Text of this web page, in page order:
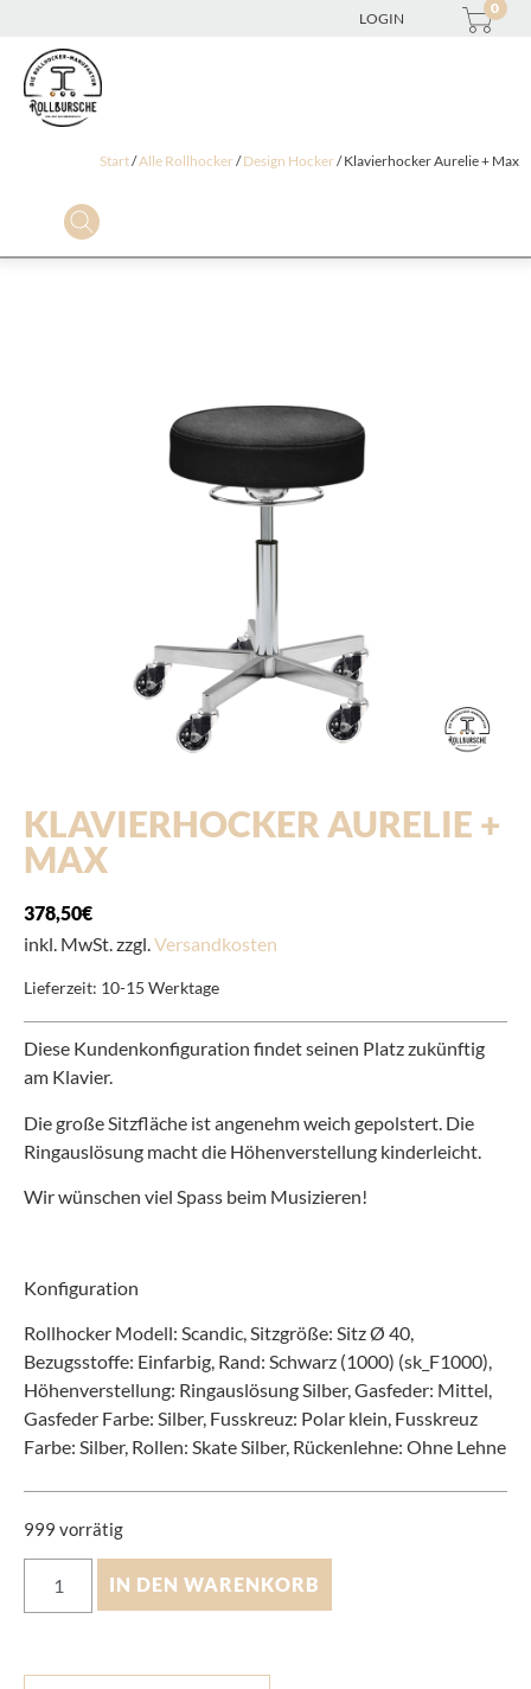
LOGIN
0
Start/Alle Rollhocker/Design Hocker/ Klavierhocker Aurelie + Max
KLAVIERHOCKER AURELIE +
MAX
378,50€
inkl. MwSt. zzgl.Versandkosten
Lieferzeit: 10-15 Werktage
Diese Kundenkonfiguration findet seinen Platz zukünftig
am Klavier.
Die große Sitzfläche ist angenehm weich gepolstert. Die
Ringauslösung macht die Höhenverstellung kinderleicht.
Wir wünschen viel Spass beim Musizieren!
Konfiguration
Rollhocker Modell: Scandic, Sitzgröße: Sitz Ø 40,
Bezugsstoffe: Einfarbig, Rand: Schwarz (1000) (sk_F1000),
Höhenverstellung: Ringauslösung Silber, Gasfeder: Mittel,
Gasfeder Farbe: Silber, Fusskreuz: Polar klein, Fusskreuz
Farbe: Silber, Rollen: Skate Silber, Rückenlehne: Ohne Lehne
999 vorrätig
IN DEN WARENKORB